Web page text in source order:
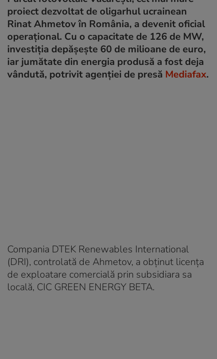
proiect dezvoltat de oligarhul ucrainean
Rinat Ahmetov în România, a devenit oficial
operațional. Cu o capacitate de 126 de MW,
investiția depășește 60 de milioane de euro,
iar jumătate din energia produsă a fost deja
vândută, potrivit agenției de presă Mediafax.
Compania DTEK Renewables International
(DRI), controlată de Ahmetov, a obținut licența
de exploatare comercială prin subsidiara sa
locală, CIC GREEN ENERGY BETA.